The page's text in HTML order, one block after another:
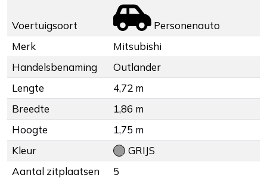
Voertuigsoort
Personenauto
Merk
Mitsubishi
Handelsbenaming
Outlander
Lengte
4,72 m
Breedte
1,86 m
Hoogte
1,75 m
Kleur
GRIJS
Aantal zitplaatsen
5